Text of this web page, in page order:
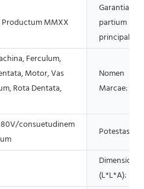
Productum MMXX
Garantia
partium
principalium:
Ferculum,
Motor, Vas
Rota Dentata,
Nomen
Marcae:
consuetudinem
Potestas:
Dimensiones
(L*L*A):